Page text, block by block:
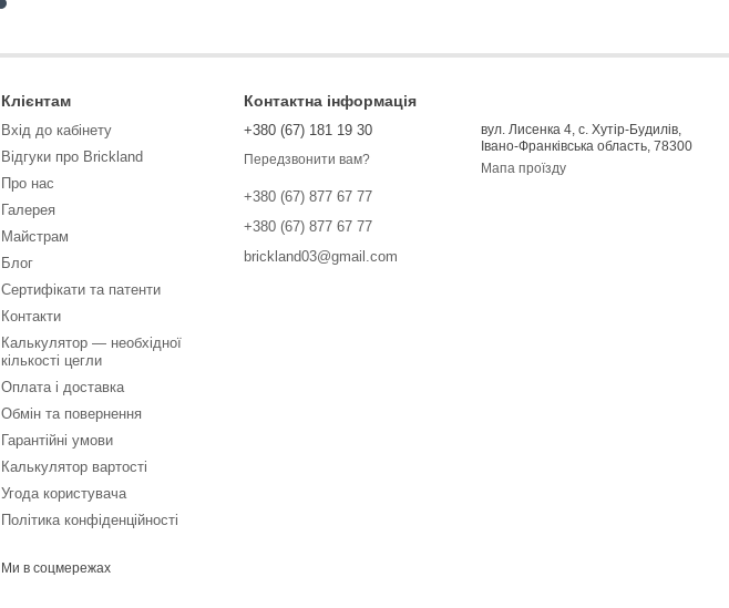
Клієнтам
Вхід до кабінету
Відгуки про Brickland
Про нас
Галерея
Майстрам
Блог
Сертифікати та патенти
Контакти
Калькулятор — необхідної
кількості цегли
Оплата і доставка
Обмін та повернення
Гарантійні умови
Калькулятор вартості
Угода користувача
Політика конфіденційності
Ми в соцмережах
Контактна інформація
+380 (67) 181 19 30
Передзвонити вам?
+380 (67) 877 67 77
+380 (67) 877 67 77
brickland03@gmail.com
вул. Лисенка 4, с. Хутір-Будилів,
Івано-Франківська область, 78300
Мапа проїзду